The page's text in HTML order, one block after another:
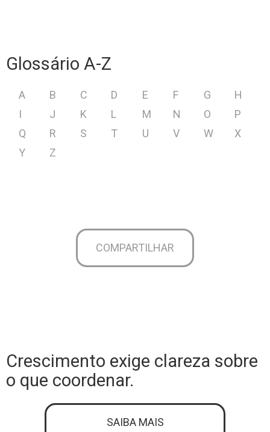
Glossário A-Z
A B C D E F G
H
I
J K L M N O
P
Q
R S T U V W
X
Y
Z
COMPARTILHAR
Crescimento exige clareza sobre
o que coordenar.
SAIBA MAIS